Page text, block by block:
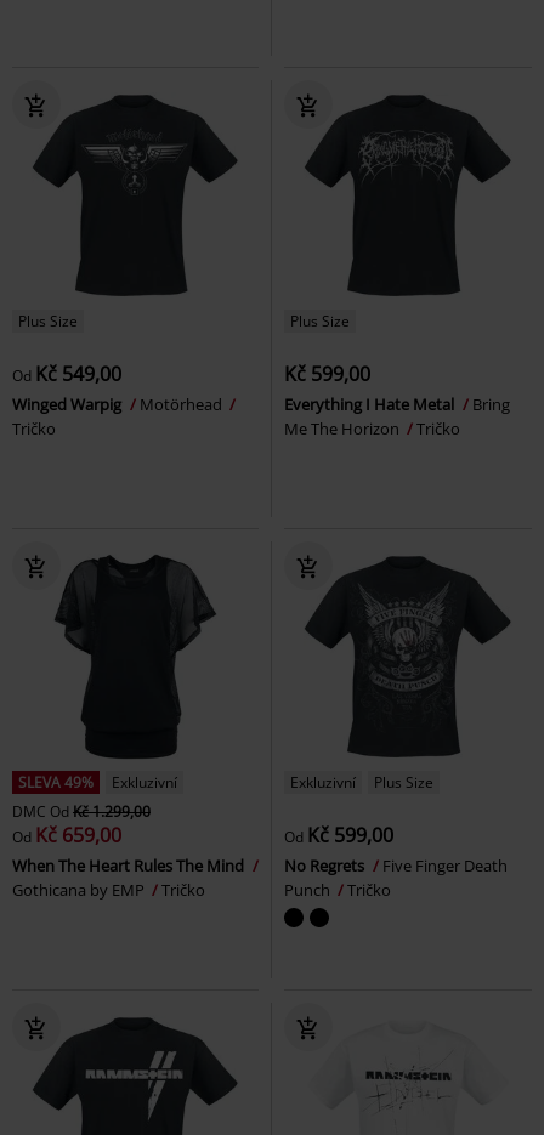
Plus Size
Od Kč 549,00
Winged Warpig
Motörhead
Tričko
Plus Size
Kč 599,00
Everything I Hate Metal
Bring
Me The Horizon
Tričko
SLEVA 49%
Exkluzivní
DMC Od Kč 1.299,00
Od Kč 659,00
When The Heart Rules The Mind
Gothicana by EMP
Tričko
Exkluzivní Plus Size
Od Kč 599,00
No Regrets
Five Finger Death
Punch
Tričko